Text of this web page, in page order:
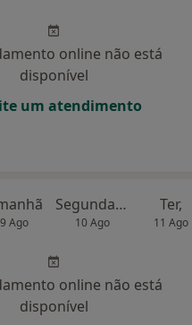
online não está
disponível
um atendimento
9 Ago
Segunda-feira
10 Ago
Ter,
11 Ago
online não está
disponível